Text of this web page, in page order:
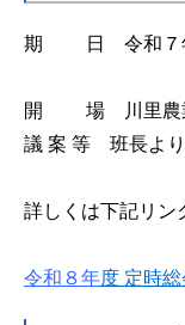
期 日 令和７年
開 場 川里農業
議 案 等 班長より
詳しくは下記リン
令和８年度 定時